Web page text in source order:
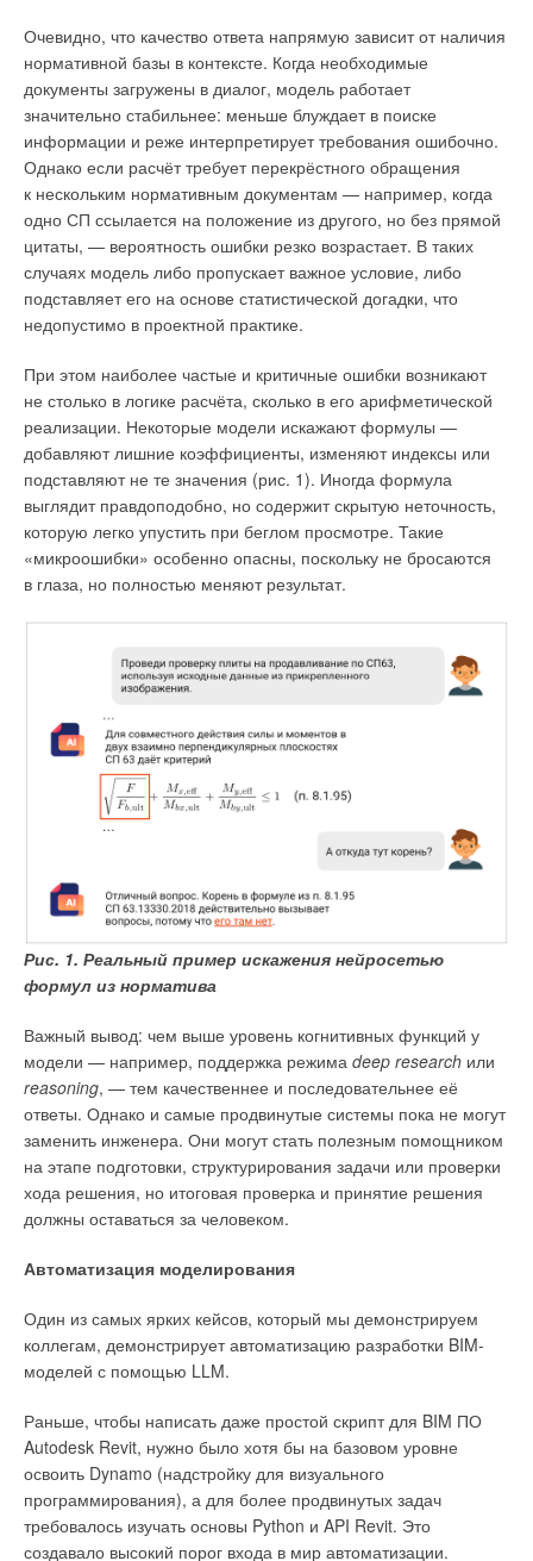
Очевидно, что качество ответа напрямую зависит от наличия
нормативной базы в контексте. Когда необходимые
документы загружены в диалог, модель работает
значительно стабильнее: меньше блуждает в поиске
информации и реже интерпретирует требования ошибочно.
Однако если расчёт требует перекрёстного обращения
к нескольким нормативным документам — например, когда
одно СП ссылается на положение из другого, но без прямой
цитаты, — вероятность ошибки резко возрастает. В таких
случаях модель либо пропускает важное условие, либо
подставляет его на основе статистической догадки, что
недопустимо в проектной практике.
При этом наиболее частые и критичные ошибки возникают
не столько в логике расчёта, сколько в его арифметической
реализации. Некоторые модели искажают формулы —
добавляют лишние коэффициенты, изменяют индексы или
подставляют не те значения (рис. 1). Иногда формула
выглядит правдоподобно, но содержит скрытую неточность,
которую легко упустить при беглом просмотре. Такие
«микроошибки» особенно опасны, поскольку не бросаются
в глаза, но полностью меняют результат.
Рис. 1. Реальный пример искажения нейросетью
формул из норматива
Важный вывод: чем выше уровень когнитивных функций у
модели — например, поддержка режима deep research или
reasoning, — тем качественнее и последовательнее её
ответы. Однако и самые продвинутые системы пока не могут
заменить инженера. Они могут стать полезным помощником
на этапе подготовки, структурирования задачи или проверки
хода решения, но итоговая проверка и принятие решения
должны оставаться за человеком.
Автоматизация моделирования
Один из самых ярких кейсов, который мы демонстрируем
коллегам, демонстрирует автоматизацию разработки BIM-
моделей с помощью LLM.
Раньше, чтобы написать даже простой скрипт для BIM ПО
Autodesk Revit, нужно было хотя бы на базовом уровне
освоить Dynamo (надстройку для визуального
программирования), а для более продвинутых задач
требовалось изучать основы Python и API Revit. Это
создавало высокий порог входа в мир автоматизации.